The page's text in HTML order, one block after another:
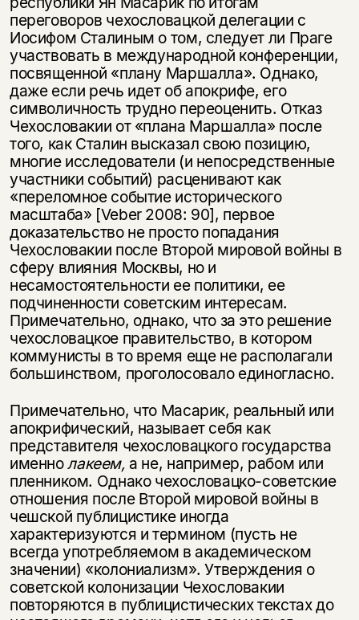
переговоров чехословацкой делегации с
Иосифом Сталиным о том, следует ли Праге
участвовать в международной конференции,
посвященной «плану Маршалла». Однако,
даже если речь идет об апокрифе, его
символичность трудно переоценить. Отказ
Чехословакии от «плана Маршалла» после
того, как Сталин высказал свою позицию,
многие исследователи (и непосредственные
участники событий) расценивают как
«переломное событие исторического
масштаба» [Veber 2008: 90], первое
доказательство не просто попадания
Чехословакии после Второй мировой войны в
сферу влияния Москвы, но и
несамостоятельности ее политики, ее
подчиненности советским интересам.
Примечательно, однако, что за это решение
чехословацкое правительство, в котором
коммунисты в то время еще не располагали
большинством, проголосовало единогласно.
Примечательно, что Масарик, реальный или
апокрифический, называет себя как
представителя чехословацкого государства
именнолакеем, а не, например, рабом или
пленником. Однако чехословацко-советские
отношения после Второй мировой войны в
чешской публицистике иногда
характеризуются и термином (пусть не
всегда употребляемом в академическом
значении) «колониализм». Утверждения о
советской колонизации Чехословакии
повторяются в публицистических текстах до